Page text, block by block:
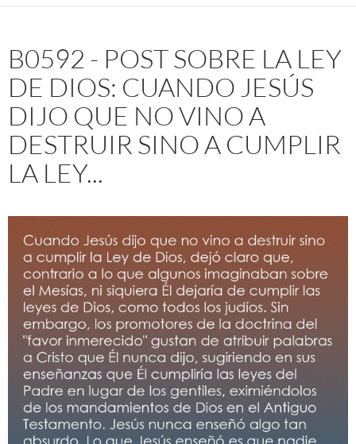
B0592 - POST SOBRE LA LEY
DE DIOS: CUANDO JESÚS
DIJO QUE NO VINO A
DESTRUIR SINO A CUMPLIR
LA LEY...